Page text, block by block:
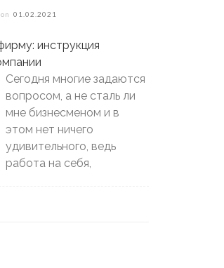
on 01.02.2021
Сегодня многие задаются
вопросом, а не сталь ли
мне бизнесменом и в
этом нет ничего
удивительного, ведь
работа на себя,